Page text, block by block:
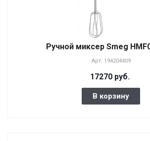
Ручной миксер Smeg
Арт. 194204409
17270 руб.
В корзину